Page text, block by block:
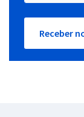
Receber